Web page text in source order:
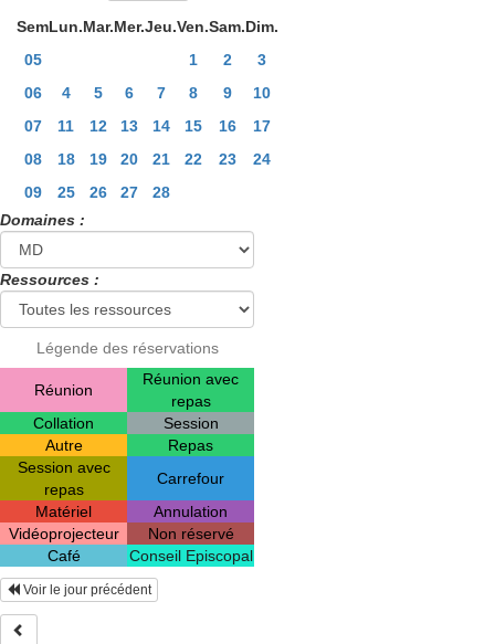
SemLun.Mar.Mer.Jeu.Ven.Sam.Dim.
05
1 2
3
06
4 5 6 7 8 9
10
07
11 12 13 14 15 16
17
08
18 19 20 21 22 23
24
09
25 26 27
28
Domaines :
Ressources :
Légende des réservations
Réunion
Réunion avec
repas
Collation
Session
Autre
Repas
Session avec
repas
Carrefour
Matériel
Annulation
Vidéoprojecteur
Non réservé
Café
Conseil Episcopal
Voir le jour précédent